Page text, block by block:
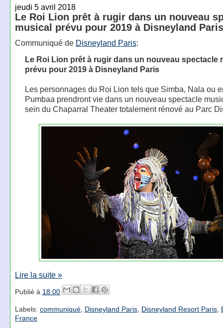
jeudi 5 avril 2018
Le Roi Lion prêt à rugir dans un nouveau
musical prévu pour 2019 à Disneyland Paris
Communiqué de Disneyland Paris:
Le Roi Lion prêt à rugir dans un nouveau spectacle
prévu pour 2019 à Disneyland Paris
Les personnages du Roi Lion tels que Simba, Nala ou
Pumbaa prendront vie dans un nouveau spectacle
sein du Chaparral Theater totalement rénové au Parc
Lire la suite »
Publié à 18:00
Labels: communiqué, Disneyland Paris, Disneyland Resort Paris,
France